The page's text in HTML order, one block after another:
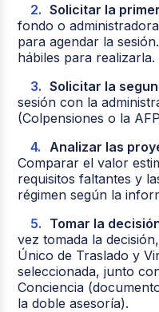
Solicitar la
fondo o
para agendar la
hábiles para realizarla.
Solicitar la
sesión con la
(Colpensiones o la
Analizar las
Comparar el valor
requisitos faltantes y
régimen según la
Tomar la
vez tomada la
Único de Traslado y
seleccionada, junto
Conciencia
la doble asesoría).